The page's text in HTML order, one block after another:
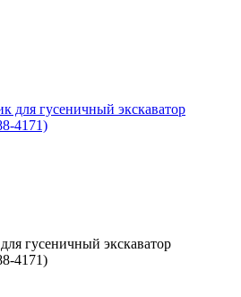
гусеничный экскаватор
4171)